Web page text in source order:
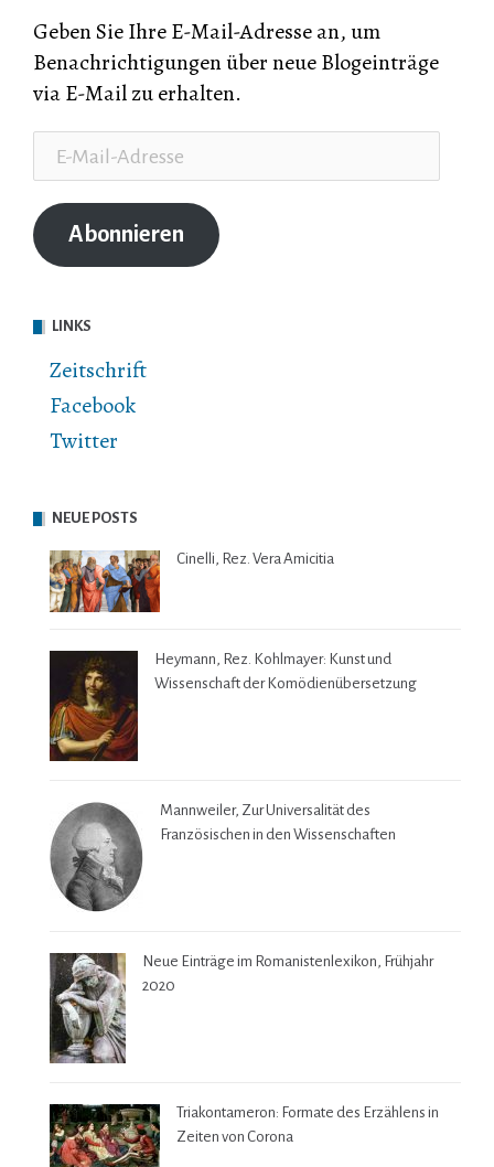
Geben Sie Ihre E-Mail-Adresse an, um
Benachrichtigungen über neue Blogeinträge
via E-Mail zu erhalten.
Mail-
Adresse
Abonnieren
LINKS
Zeitschrift
Facebook
Twitter
NEUE POSTS
Cinelli, Rez. Vera Amicitia
Heymann, Rez. Kohlmayer: Kunst und
Wissenschaft der Komödienübersetzung
Mannweiler, Zur Universalität des
Französischen in den Wissenschaften
Neue Einträge im Romanistenlexikon, Frühjahr
2020
Triakontameron: Formate des Erzählens in
Zeiten von Corona